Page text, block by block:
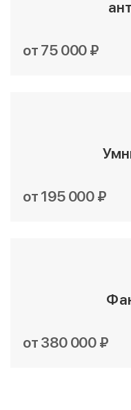
от 75 000 ₽
от 195 000 ₽
от 380 000 ₽